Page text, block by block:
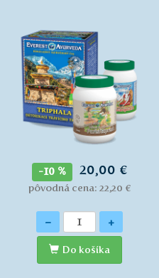
-10 % 20,00 €
pôvodná cena: 22,20 €
Množstvo
- +
Do košíka